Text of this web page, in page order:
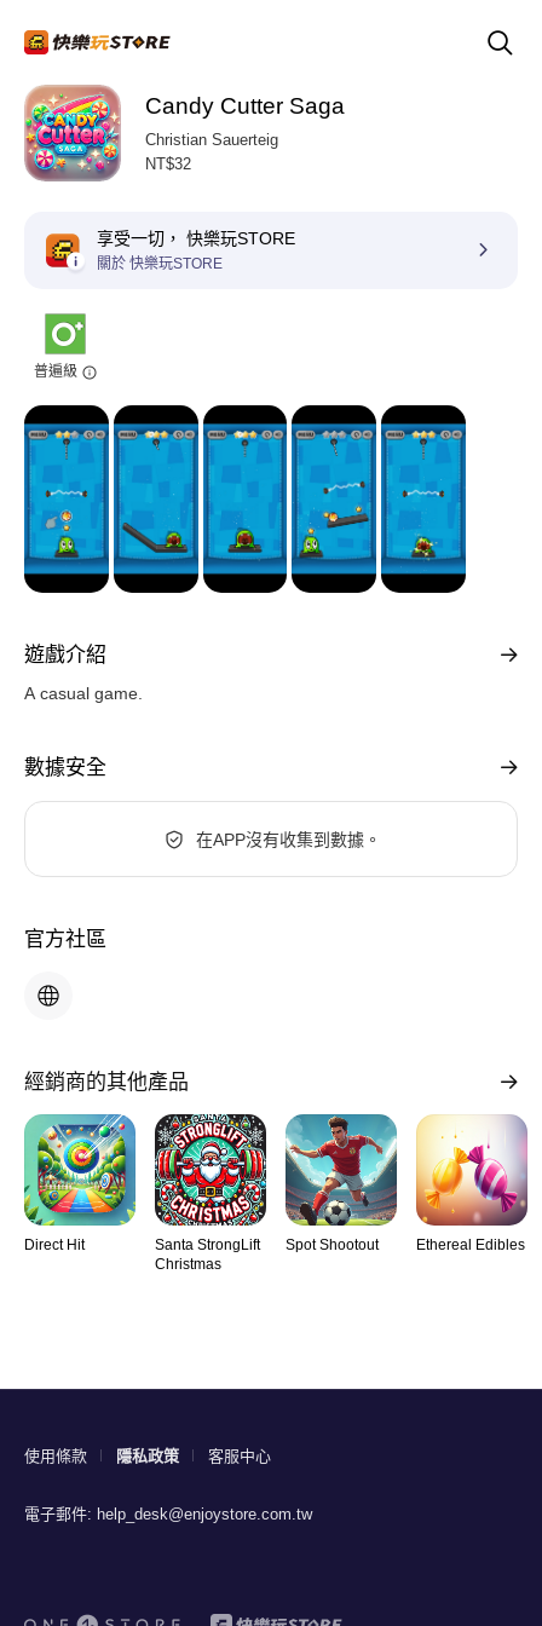
Candy Cutter Saga
Christian Sauerteig
NT$32
享受一切， 快樂玩STORE
關於 快樂玩STORE
普遍級
遊戲介紹
A casual game.
數據安全
在APP沒有收集到數據。
官方社區
經銷商的其他產品
Direct Hit
Santa StrongLift
Christmas
Spot Shootout Ethereal Edibles
使用條款 隱私政策 客服中心
電子郵件: help_desk@enjoystore.com.tw